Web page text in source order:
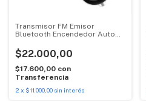
Transmisor FM Emisor
Bluetooth Encendedor Auto
$22.000,00
$17.600,00 con
Transferencia
2 x $11.000,00 sin interés